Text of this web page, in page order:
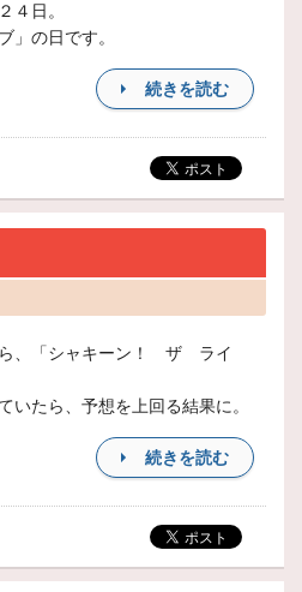
４日。
」の日です。
続きを読む
ら、「シャキーン！ ザ ライ
いたら、予想を上回る結果に。
続きを読む